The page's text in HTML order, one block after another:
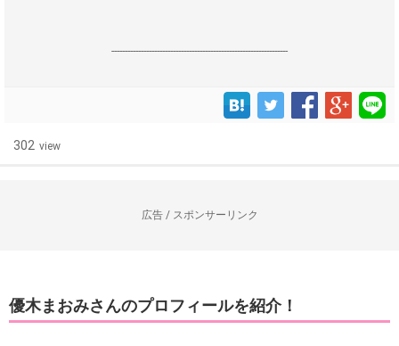
------------------------------------------------------------------
302 view
広告 / スポンサーリンク
優木まおみさんのプロフィールを紹介！